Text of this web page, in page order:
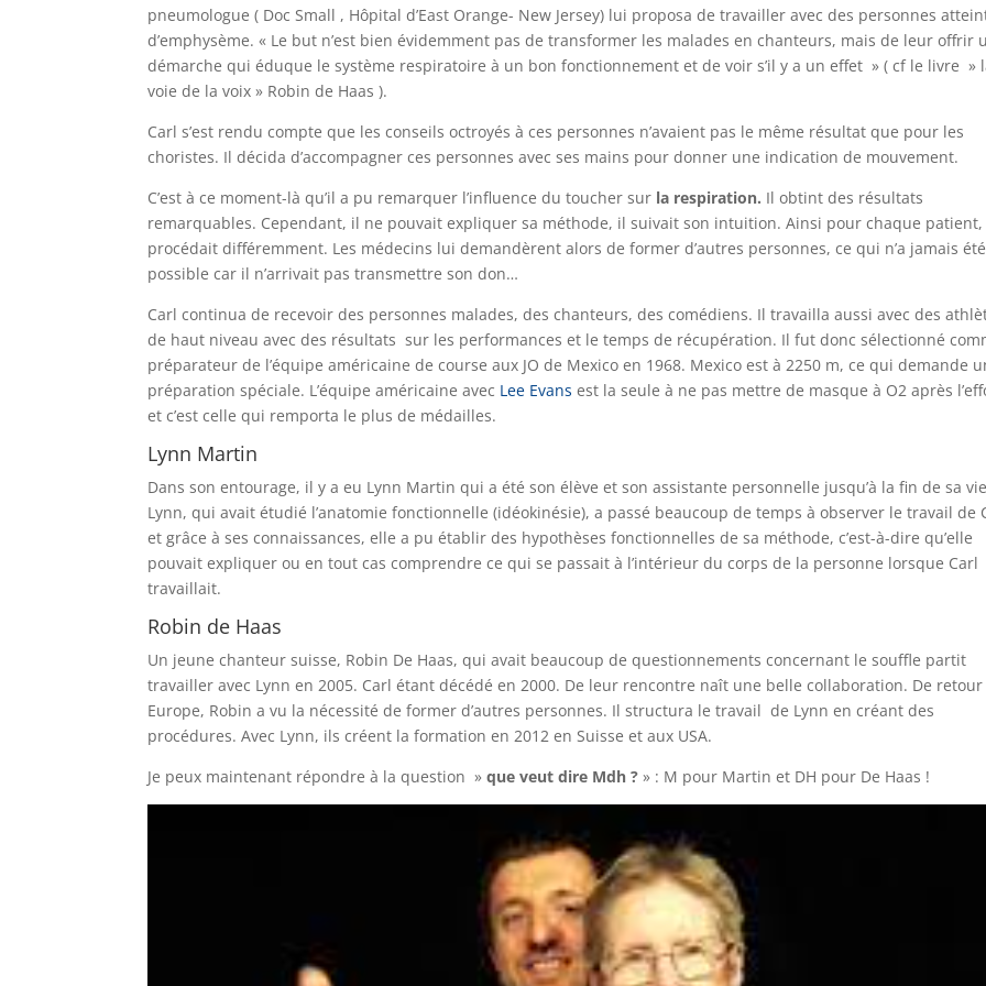
pneumologue ( Doc Small , Hôpital d’East Orange- New Jersey) lui proposa de travailler avec des personnes
d’emphysème. « Le but n’est bien évidemment pas de transformer les malades en chanteurs, mais de leur offrir
démarche qui éduque le système respiratoire à un bon fonctionnement et de voir s’il y a un effet » ( cf le livre »
voie de la voix » Robin de Haas ).
Carl s’est rendu compte que les conseils octroyés à ces personnes n’avaient pas le même résultat que pour les
choristes. Il décida d’accompagner ces personnes avec ses mains pour donner une indication de mouvement.
C’est à ce moment-là qu’il a pu remarquer l’influence du toucher sur la respiration. Il obtint des résultats
remarquables. Cependant, il ne pouvait expliquer sa méthode, il suivait son intuition. Ainsi pour chaque patient,
procédait différemment. Les médecins lui demandèrent alors de former d’autres personnes, ce qui n’a jamais été
possible car il n’arrivait pas transmettre son don…
Carl continua de recevoir des personnes malades, des chanteurs, des comédiens. Il travailla aussi avec des
de haut niveau avec des résultats sur les performances et le temps de récupération. Il fut donc sélectionné
préparateur de l’équipe américaine de course aux JO de Mexico en 1968. Mexico est à 2250 m, ce qui demande
préparation spéciale. L’équipe américaine avec Lee Evans est la seule à ne pas mettre de masque à O2 après
et c’est celle qui remporta le plus de médailles.
Lynn Martin
Dans son entourage, il y a eu Lynn Martin qui a été son élève et son assistante personnelle jusqu’à la fin de sa
Lynn, qui avait étudié l’anatomie fonctionnelle (idéokinésie), a passé beaucoup de temps à observer le travail de
et grâce à ses connaissances, elle a pu établir des hypothèses fonctionnelles de sa méthode, c’est-à-dire qu’elle
pouvait expliquer ou en tout cas comprendre ce qui se passait à l’intérieur du corps de la personne lorsque Carl
travaillait.
Robin de Haas
Un jeune chanteur suisse, Robin De Haas, qui avait beaucoup de questionnements concernant le souffle partit
travailler avec Lynn en 2005. Carl étant décédé en 2000. De leur rencontre naît une belle collaboration. De retour
Europe, Robin a vu la nécessité de former d’autres personnes. Il structura le travail de Lynn en créant des
procédures. Avec Lynn, ils créent la formation en 2012 en Suisse et aux USA.
Je peux maintenant répondre à la question »que veut dire Mdh ? » : M pour Martin et DH pour De Haas !